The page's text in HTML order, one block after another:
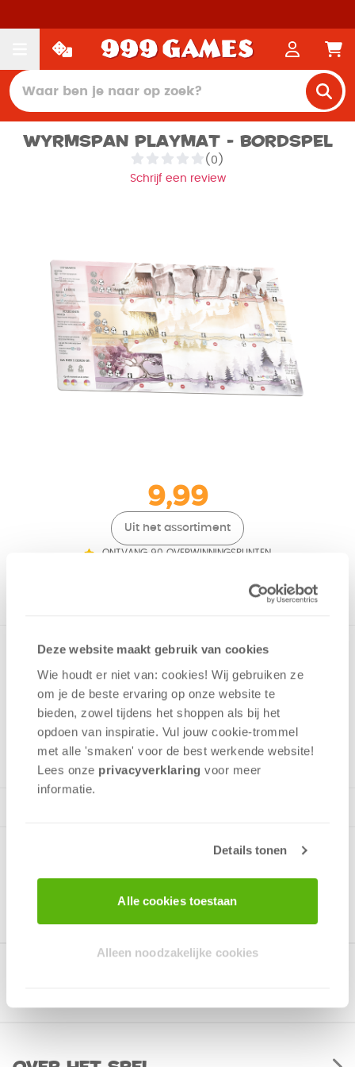
Deze website maakt gebruik van cookies
Wie houdt er niet van: cookies! Wij gebruiken ze
om je de beste ervaring op onze website te
bieden, zowel tijdens het shoppen als bij het
opdoen van inspiratie. Vul jouw cookie-trommel
met alle 'smaken' voor de best werkende website​!
Lees onze privacyverklaring voor meer
informatie.
Details tonen
Alle cookies toestaan
Alleen noodzakelijke cookies
Wyrmspan Playmat - Bordspel
(0)
Schrijf een review
9,99
Uit het assortiment
ONTVANG 90 OVERWINNINGSPUNTEN
Een must-have voor alle Wyrmspanliefhebbers! Wil je je
Wyrmspan-avontuur upgraden? Bekijk dan de officële
ontworpen om je spelervaring te verbeteren.